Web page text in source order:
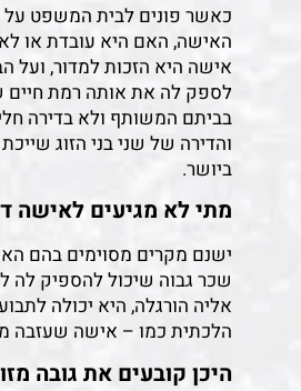
כאשר פונים לבית המשפט
האישה, האם היא עובדת או
אישה היא הזכות למדור, ועל
לספק לה את אותה רמת חיים
בביתם המשותף ולא בדירה
והדירה של שני בני הזוג
ביושר.
מתי לא מגיעים לאישה
ישנם מקרים מסוימים בהם
שכר גבוה שיכול להספיק לה
אליה הורגלה, היא יכולה
הלכתית כמו – אישה שעזבה
היכן קובעים את גובה